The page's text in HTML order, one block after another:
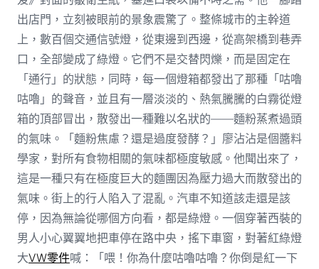
出店門，立刻被眼前的景象震驚了。整條城市的主幹道
上，數百個交通信號燈，從東邊到西邊，從高架橋到巷弄
口，全部變成了綠燈。它們不是交替閃爍，而是固定在
「通行」的狀態，同時，每一個燈箱都發出了那種「咕嚕
咕嚕」的聲音，並且有一層淡淡的、熱氣騰騰的白霧從燈
箱的頂部冒出，散發出一種難以名狀的——麵粉蒸煮過頭
的氣味。「麵粉焦慮？還是過度發酵？」廖沾沾是個醬料
學家，對所有食物相關的氣味都極度敏感。他聞出來了，
這是一種只有在極度巨大的麵團因為壓力過大而散發出的
氣味。街上的行人陷入了混亂。汽車不知道該走還是該
停，因為無論從哪個方向看，都是綠燈。一個穿著西裝的
男人小心翼翼地把車停在路中央，搖下車窗，對著紅綠燈
大VW零件喊：「喂！你為什麼咕嚕咕嚕？你倒是紅一下